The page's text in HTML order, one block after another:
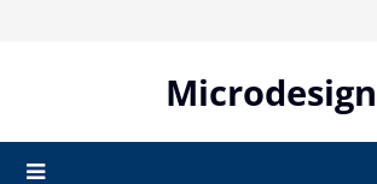
Microdesign